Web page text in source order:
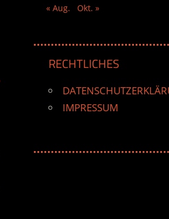
« Aug.
Okt. »
RECHTLICHES
IMPRESSUM